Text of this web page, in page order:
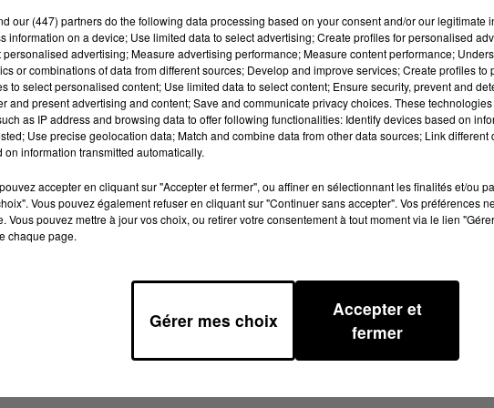
Ciel » Duo clown aérien tragi-comi-
à dix mètres du sol. Acrobates,
avec le grand numéro final de la
EN-QUERCY-BLANC
Date
16 juillet 2026 à 0h00
our (447) partnersdo the following data processing based on your consent and/or our legitimate
information on a device; Use limited data to select advertising; Create profiles for personalised
personalised advertising; Measure advertising performance; Measure content performance;
or combinations of data from different sources; Develop and improve services; Create profiles to
to select personalised content; Use limited data to select content; Ensure security, prevent and
and present advertising and content; Save and communicate privacy choices. These
as IP address and browsing data to offer following functionalities: Identify devices based on
Use precise geolocation data; Match and combine data from other data sources; Link different
on information transmitted automatically.
accepter en cliquant sur "Accepter et fermer", ou affiner en sélectionnant les finalités et/ou
Vous pouvez également refuser en cliquant sur "Continuer sans accepter". Vos préférences
Vous pouvez mettre à jour vos choix, ou retirer votre consentement à tout moment via le lien
chaque page.
Gérer mes choix
Accepter et
fermer